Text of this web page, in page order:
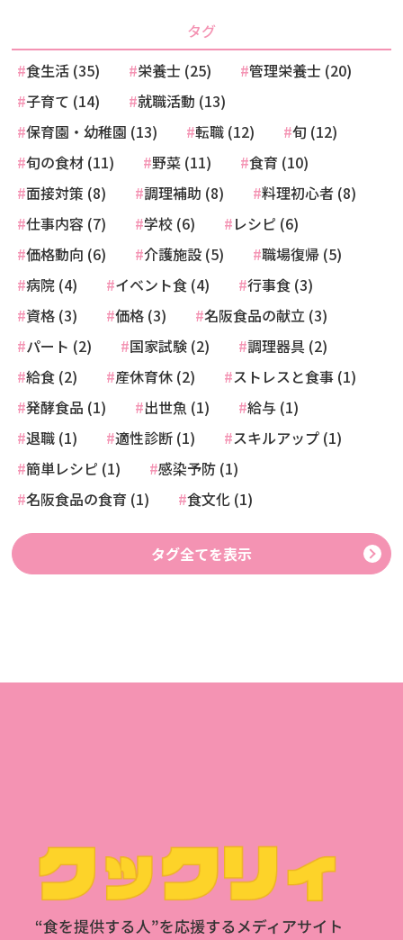
タグ
食生活 (35)
栄養士 (25)
管理栄養士 (20)
子育て (14)
就職活動 (13)
保育園・幼稚園 (13)
転職 (12)
旬 (12)
旬の食材 (11)
野菜 (11)
食育 (10)
面接対策 (8)
調理補助 (8)
料理初心者 (8)
仕事内容 (7)
学校 (6)
レシピ (6)
価格動向 (6)
介護施設 (5)
職場復帰 (5)
病院 (4)
イベント食 (4)
行事食 (3)
資格 (3)
価格 (3)
名阪食品の献立 (3)
パート (2)
国家試験 (2)
調理器具 (2)
給食 (2)
産休育休 (2)
ストレスと食事 (1)
発酵食品 (1)
出世魚 (1)
給与 (1)
退職 (1)
適性診断 (1)
スキルアップ (1)
簡単レシピ (1)
感染予防 (1)
名阪食品の食育 (1)
食文化 (1)
タグ全てを表示